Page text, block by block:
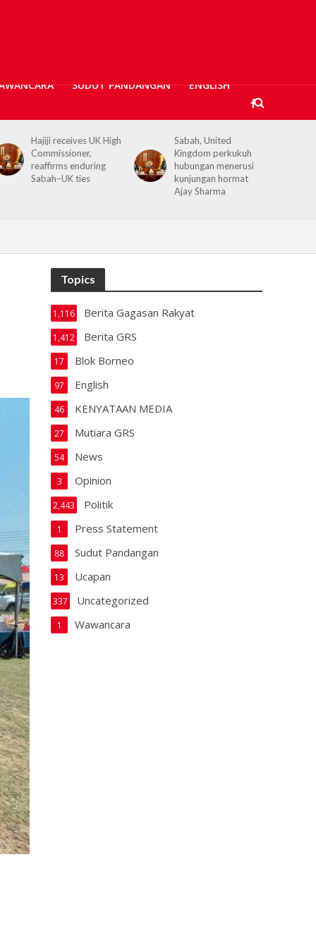
SUDUT PANDANGAN ENGLISH
Sabah, United
Kingdom perkukuh
hubungan menerusi
kunjungan hormat
Kerajaan Negeri
prihatin, 362 mangsa
banjir Tawau terima
bantuan kewangan
Topics
Berita Gagasan Rakyat
1,116
Berita GRS
1,412
Blok Borneo
17
English
97
KENYATAAN MEDIA
46
Mutiara GRS
27
News
54
Opinion
3
Politik
2,443
Press Statement
1
Sudut Pandangan
88
Ucapan
13
Uncategorized
337
Wawancara
1